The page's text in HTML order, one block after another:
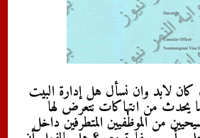
لابد وان نسأل هل إدارة البيت
من انتهاكات نتعرض لها
من الموظفيين المتطرفين داخل